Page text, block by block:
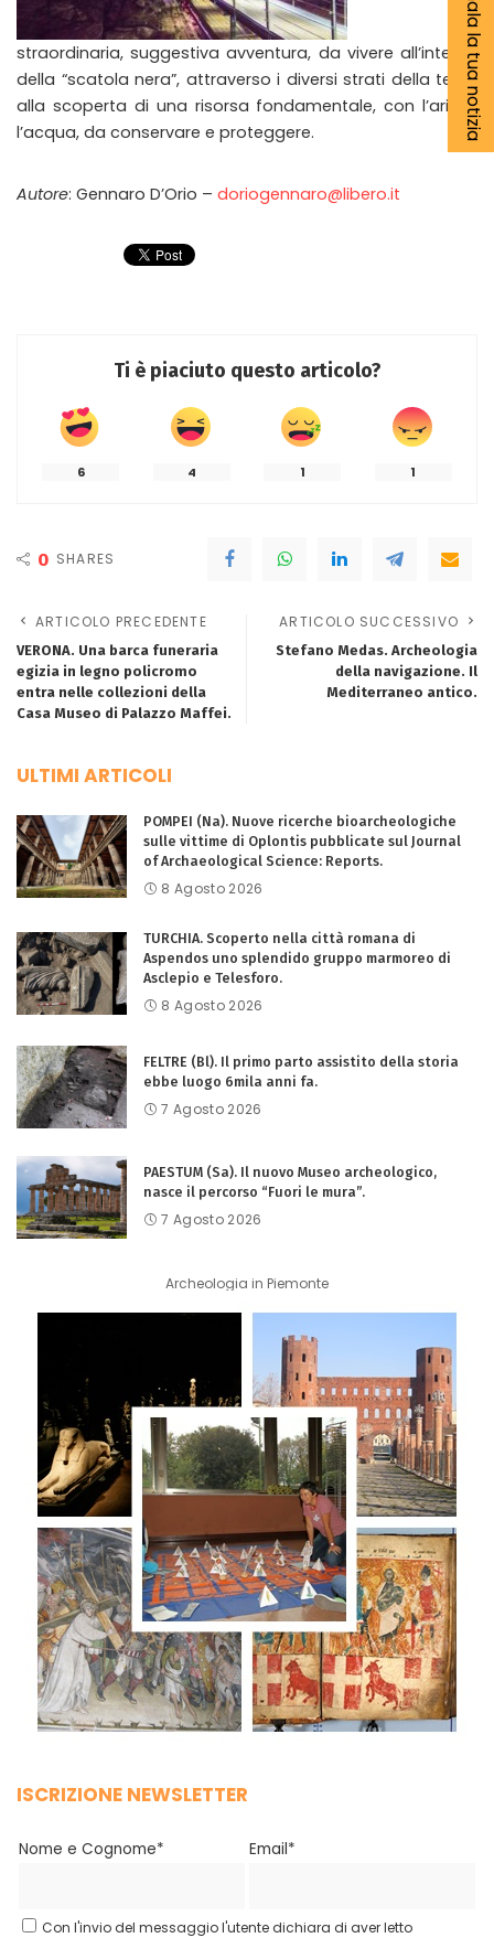
straordinaria, suggestiva avventura, da vivere all’interno
della “scatola nera”, attraverso i diversi strati della terra,
alla scoperta di una risorsa fondamentale, con l’aria e
l’acqua, da conservare e proteggere.
Autore: Gennaro D’Orio – doriogennaro@libero.it
Ti è piaciuto questo articolo?
6 4 1 1
0 SHARES
ARTICOLO PRECEDENTE
VERONA. Una barca funeraria
egizia in legno policromo
entra nelle collezioni della
Casa Museo di Palazzo Maffei.
ARTICOLO SUCCESSIVO
Stefano Medas. Archeologia
della navigazione. Il
Mediterraneo antico.
ULTIMI ARTICOLI
POMPEI (Na). Nuove ricerche bioarcheologiche
sulle vittime di Oplontis pubblicate sul Journal
of Archaeological Science: Reports.
8 Agosto 2026
TURCHIA. Scoperto nella città romana di
Aspendos uno splendido gruppo marmoreo di
Asclepio e Telesforo.
8 Agosto 2026
FELTRE (Bl). Il primo parto assistito della storia
ebbe luogo 6mila anni fa.
7 Agosto 2026
PAESTUM (Sa). Il nuovo Museo archeologico,
nasce il percorso “Fuori le mura”.
7 Agosto 2026
Archeologia in Piemonte
ISCRIZIONE NEWSLETTER
Nome e Cognome* Email*
Con l'invio del messaggio l'utente dichiara di aver letto
Segnala la tua notizia